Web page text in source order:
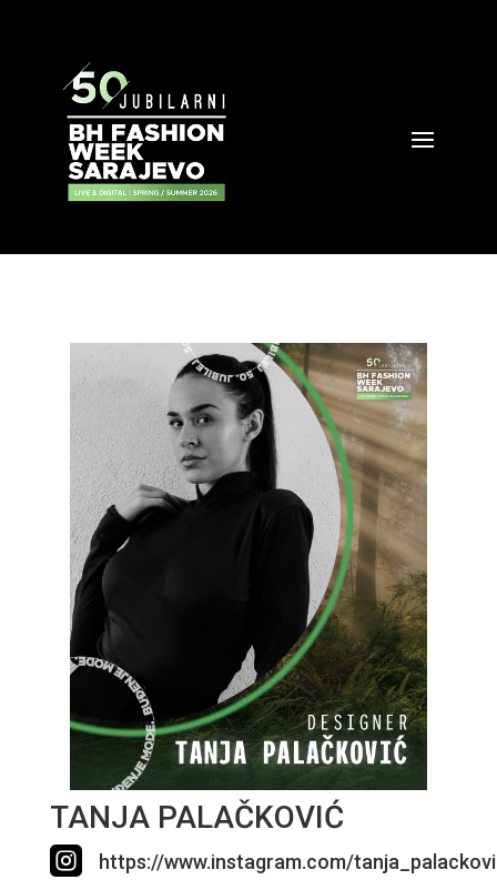
TANJA PALAČKOVIĆ
 https://www.instagram.com/